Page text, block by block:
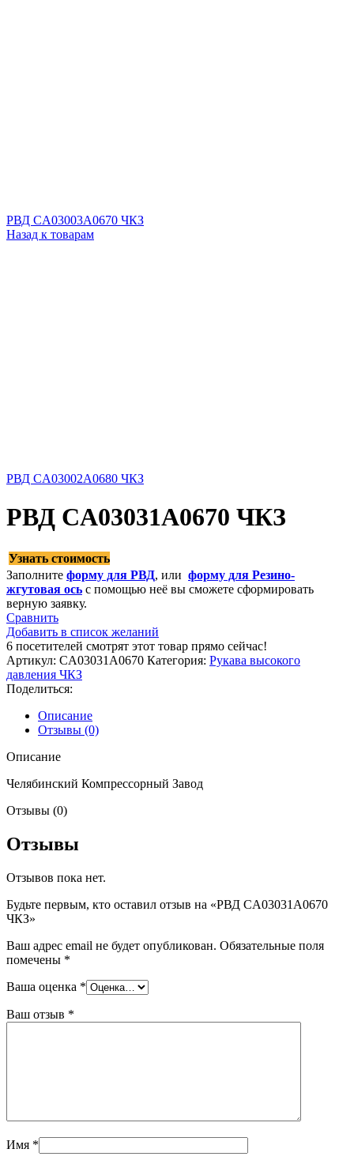
РВД CA03003A0670 ЧКЗ
Назад к товарам
РВД CA03002A0680 ЧКЗ
РВД CA03031A0670 ЧКЗ
Узнать стоимость
Заполните форму для РВД, или форму для Резино-
жгутовая ось с помощью неё вы сможете сформировать
верную заявку.
Сравнить
Добавить в список желаний
6 посетителей смотрят этот товар прямо сейчас!
Артикул: CA03031A0670 Категория: Рукава высокого
давления ЧКЗ
Поделиться:
Описание
Отзывы (0)
Описание
Челябинский Компрессорный Завод
Отзывы (0)
Отзывы
Отзывов пока нет.
Будьте первым, кто оставил отзыв на «РВД CA03031A0670
ЧКЗ»
Ваш адрес email не будет опубликован. Обязательные поля
помечены *
Ваша оценка *
Ваш отзыв *
Имя *